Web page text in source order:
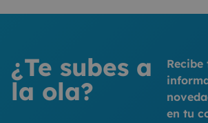
¿Te subes a
la ola?
en tu